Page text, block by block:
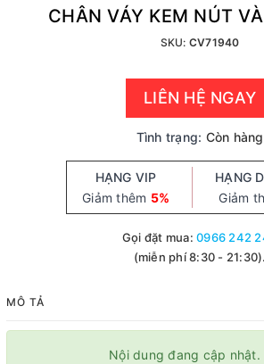
CHÂN VÁY KEM NÚT
SKU: CV71940
LIÊN HỆ NGAY
Tình trạng: Còn hàng
HẠNG VIP
Giảm thêm 5%
HẠNG
Giảm
Gọi đặt mua:0966 242
(miễn phí 8:30 - 21:30).
MÔ TẢ
Nội dung đang cập nhật.